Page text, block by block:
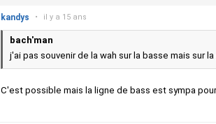
kandys • il y a 15 ans
bach'man
j'ai pas souvenir de la wah sur la basse mais sur
C'est possible mais la ligne de bass est sympa